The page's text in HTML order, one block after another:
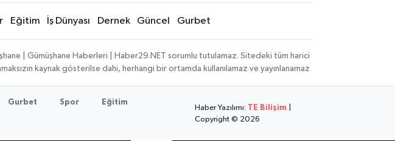
Eğitim İş Dünyası Dernek Güncel Gurbet
| Gümüşhane Haberleri | Haber29.NET sorumlu tutulamaz. Sitedeki tüm harici
kaynak gösterilse dahi, herhangi bir ortamda kullanılamaz ve yayınlanamaz
Gurbet Spor
Eğitim
Haber Yazılımı: TE Bilişim
Copyright © 2026